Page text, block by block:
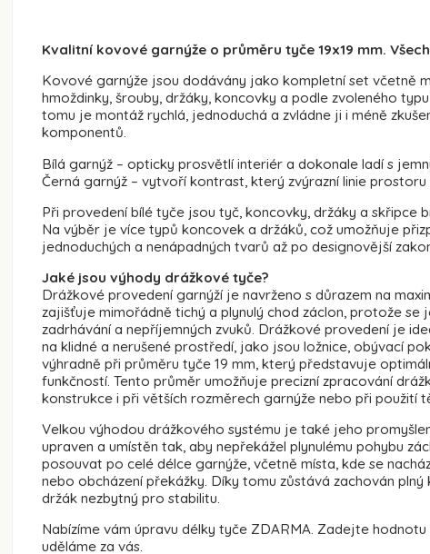
Kvalitní kovové garnýže o průměru tyče 19x19 mm.
Kovové garnýže jsou dodávány jako kompletní set včetně
hmoždinky, šrouby, držáky, koncovky a podle zvoleného
tomu je montáž rychlá, jednoduchá a zvládne ji i méně
komponentů.
Bílá garnýž – opticky prosvětlí interiér a dokonale ladí s
Černá garnýž – vytvoří kontrast, který zvýrazní linie prostoru
Při provedení bílé tyče jsou tyč, koncovky, držáky a skřipce
Na výběr je více typů koncovek a držáků, což umožňuje
jednoduchých a nenápadných tvarů až po designovější
Jaké jsou výhody drážkové tyče?
Drážkové provedení garnýží je navrženo s důrazem na
zajišťuje mimořádně tichý a plynulý chod záclon, protože
zadrhávání a nepříjemných zvuků. Drážkové provedení je
na klidné a nerušené prostředí, jako jsou ložnice, obývací
výhradně při průměru tyče 19 mm, který představuje
funkčností. Tento průměr umožňuje precizní zpracování
konstrukce i při větších rozměrech garnýže nebo při použití
Velkou výhodou drážkového systému je také jeho
upraven a umístěn tak, aby nepřekážel plynulému pohybu
posouvat po celé délce garnýže, včetně místa, kde se
nebo obcházení překážky. Díky tomu zůstává zachován
držák nezbytný pro stabilitu.
Nabízíme vám úpravu délky tyče ZDARMA. Zadejte
uděláme za vás.